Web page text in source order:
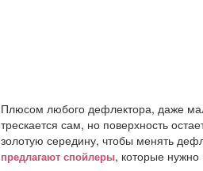
Плюсом любого дефлектора, даже
трескается сам, но поверхность
золотую середину, чтобы менять
предлагают спойлеры, которые нужно